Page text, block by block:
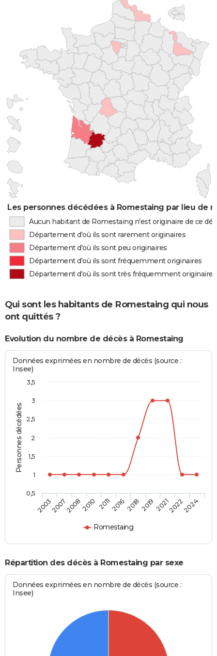
Les personnes décédées à Romestaing par lieu de
Aucun habitant de Romestaing n'est originaire de ce
Département d'où ils sont rarement originaires
Département d'où ils sont peu originaires
Département d'où ils sont fréquemment originaires
Département d'où ils sont très fréquemment originaires
Qui sont les habitants de Romestaing qui nous
ont quittés ?
Evolution du nombre de décès à Romestaing
Personnes décédées
Données exprimées en nombre de décès (source :
Insee)
Romestaing
2003200720082010 2011201620182019202120222024
0,5
1
1,5
2
2,5
3
3,5
Répartition des décès à Romestaing par sexe
Données exprimées en nombre de décès (source :
Insee)